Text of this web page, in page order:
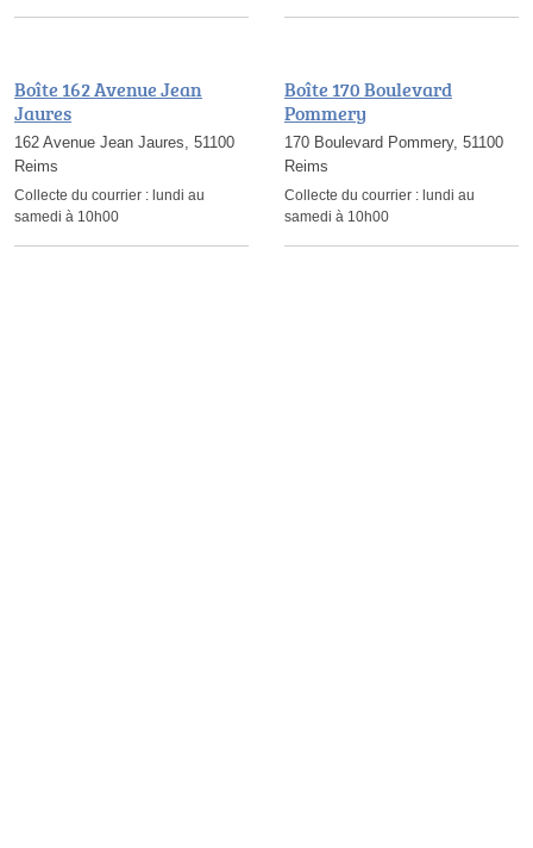
Boîte 162 Avenue Jean
Jaures
162 Avenue Jean Jaures, 51100
Reims
Collecte du courrier : lundi au
samedi à 10h00
Boîte 170 Boulevard
Pommery
170 Boulevard Pommery, 51100
Reims
Collecte du courrier : lundi au
samedi à 10h00